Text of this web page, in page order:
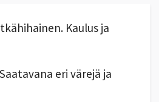
Kaulus ja
eri värejä ja